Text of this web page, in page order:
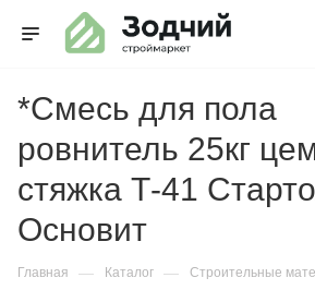
*Смесь для пола
ровнитель 25кг
стяжка Т-41
Основит
Главная — Каталог — Строительные